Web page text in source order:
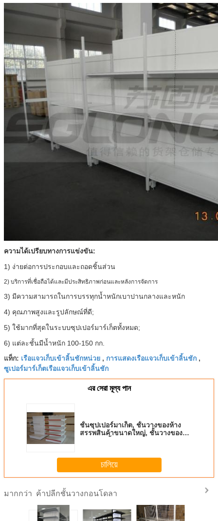
ความได้เปรียบทางการแข่งขัน:
1) ง่ายต่อการประกอบและถอดชิ้นส่วน
2) บริการที่เชื่อถือได้และมีประสิทธิภาพก่อนและหลังการจัดการ
3) มีความสามารถในการบรรทุกน้ำหนักเบาปานกลางและหนัก
4) คุณภาพสูงและรูปลักษณ์ที่ดี;
5) ใช้มากที่สุดในระบบซุปเปอร์มาร์เก็ตทั้งหมด;
6) แต่ละชั้นมีน้ำหนัก 100-150 กก.
แท็ก: เรือแจวเก็บเข้าลิ้นชักหน่วย , การแสดงเรือแจวเก็บเข้าลิ้นชัก ,
ซูเปอร์มาร์เก็ตเรือแจวเก็บเข้าลิ้นชัก
এর সেরা মূল্য পান
ชั้นซุปเปอร์มาเก็ต, ชั้นวางของห้าง
สรรพสินค้าขนาดใหญ่, ชั้นวางของ
ของเรือแจว
চালিয়ে
มากกว่า ค้าปลีกชั้นวางกอนโดลา